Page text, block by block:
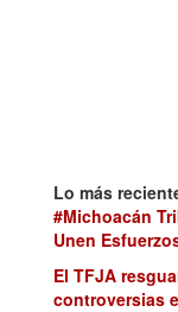
Lo más
#Michoacán
Unen
El TFJA
controversias